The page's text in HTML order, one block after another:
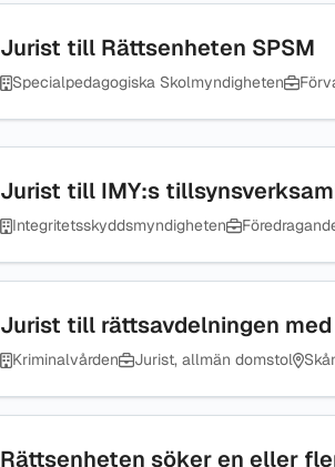
Jurist till Rättsenheten SPSM
Specialpedagogiska Skolmyndigheten
Jurist till IMY:s
Integritetsskyddsmyndigheten
Jurist till rättsavdelningen
Kriminalvården Jurist, allmän domstol
Rättsenheten söker en eller